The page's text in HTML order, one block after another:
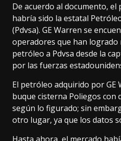
De acuerdo al documento, el
habría sido la estatal
(Pdvsa). GE Warren se
operadores que han logrado
petróleo a Pdvsa desde la
por las fuerzas
El petróleo adquirido por GE
buque cisterna Poliegos con
según lo figurado; sin
otro lugar, ya que los datos
Hasta ahora, el mercado